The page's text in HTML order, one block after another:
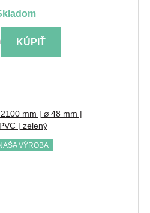
skladom
KÚPIŤ
mm | ⌀ 48 mm |
| zelený
VÝROBA